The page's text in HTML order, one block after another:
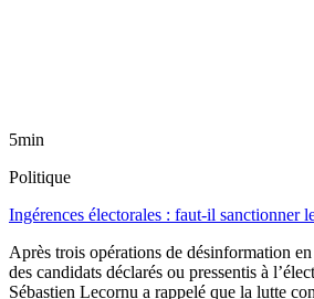
5min
Politique
Ingérences électorales : faut-il sanctionner
Après trois opérations de désinformation
des candidats déclarés ou pressentis à
Sébastien Lecornu a rappelé que la lutte